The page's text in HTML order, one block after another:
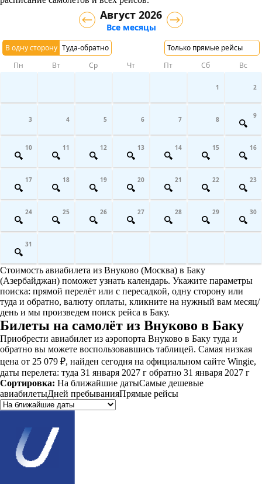
В одну сторону Туда-обратно Только прямые рейсы
Август 2026
Все месяцы
Пн Вт Ср Чт Пт Сб Вс
1 2
3 4 5 6 7 8 9
10 11 12 13 14 15 16
17 18 19 20 21 22 23
24 25 26 27 28 29 30
31
Стоимость авиабилета из Внуково (Москва) в Баку
(Азербайджан) поможет узнать календарь. Укажите параметры
поиска: прямой перелёт или с пересадкой, одну сторону или
туда и обратно, валюту оплаты, кликните на нужный вам месяц/
день и мы произведем поиск рейса в Баку.
Билеты на самолёт из Внуково в Баку
Приобрести авиабилет из аэропорта Внуково в Баку туда и
обратно вы можете воспользовавшись таблицей. Самая низкая
цена от 25 079 ₽, найден сегодня на официальном сайте Wingie,
даты перелета: туда 31 января 2027 г обратно 31 января 2027 г
Сортировка: На ближайшие датыСамые дешевые
авиабилетыДней пребыванияПрямые рейсы